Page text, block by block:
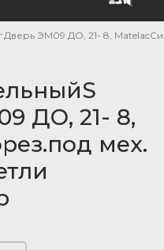
ЭМ09 ДО, 21- 8,
ДО, 21- 8,
мех.